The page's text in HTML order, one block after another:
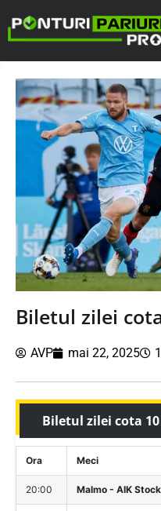
Biletul zilei
AVP mai 22, 2025
Biletul zilei cota 10
Ora Meci
20:00 Malmo - AIK